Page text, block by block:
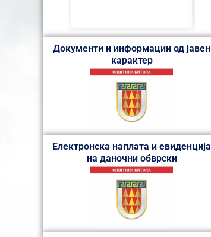
Документи и информации од јавен
карактер
Електронска наплата и евиденција
на даночни обврски